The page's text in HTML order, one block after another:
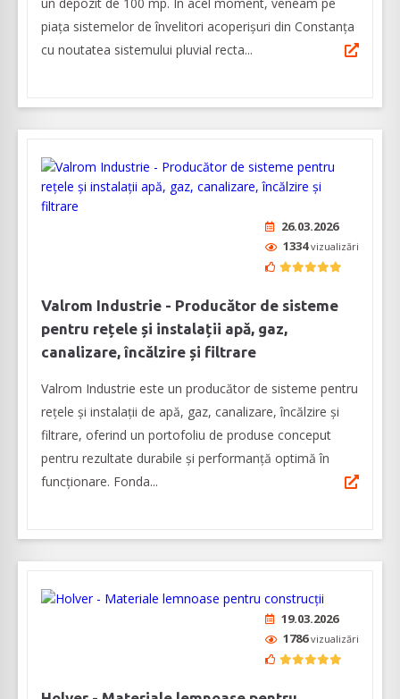
un depozit de 100 mp. În acel moment, veneam pe
piața sistemelor de învelitori acoperișuri din Constanța
cu noutatea sistemului pluvial recta...
26.03.2026
1334vizualizări
Valrom Industrie - Producător de sisteme
pentru rețele și instalații apă, gaz,
canalizare, încălzire și filtrare
Valrom Industrie este un producător de sisteme pentru
rețele și instalații de apă, gaz, canalizare, încălzire și
filtrare, oferind un portofoliu de produse conceput
pentru rezultate durabile și performanță optimă în
funcționare. Fonda...
19.03.2026
1786vizualizări